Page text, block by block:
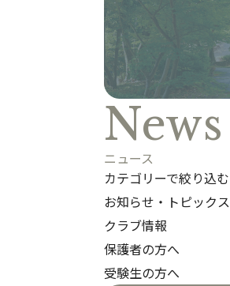
News
ニュース
カテゴリーで絞り込む
お知らせ・トピックス
クラブ情報
保護者の方へ
受験生の方へ